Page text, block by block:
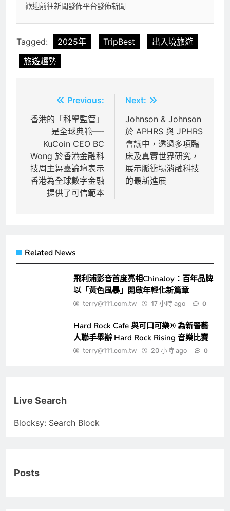
歡迎前往新聞發佈平台發佈新聞
Tagged: 2025年 TripBest
出入境旅遊
旅遊趨勢
章
覽
Previous:
香港的「科學監管」
是全球典範—-
KuCoin CEO BC
Wong 於香港金融科
技周主舞臺論壇表示
香港為全球數字金融
提供了可信範本
Next:
Johnson & Johnson
於 APHRS 與 JPHRS
會議中，透過多項臨
床及真實世界研究，
展示脈衝場消融科技
的最新進展
Related News
飛利浦影音首度亮相ChinaJoy：百年品牌
以「黃色風暴」開啟年輕化新篇章
terry@111.com.tw 17 小時 ago 0
Hard Rock Cafe 與可口可樂® 為新晉藝
人聯手舉辦 Hard Rock Rising 音樂比賽
terry@111.com.tw 20 小時 ago 0
Live Search
Blocksy: Search Block
Posts